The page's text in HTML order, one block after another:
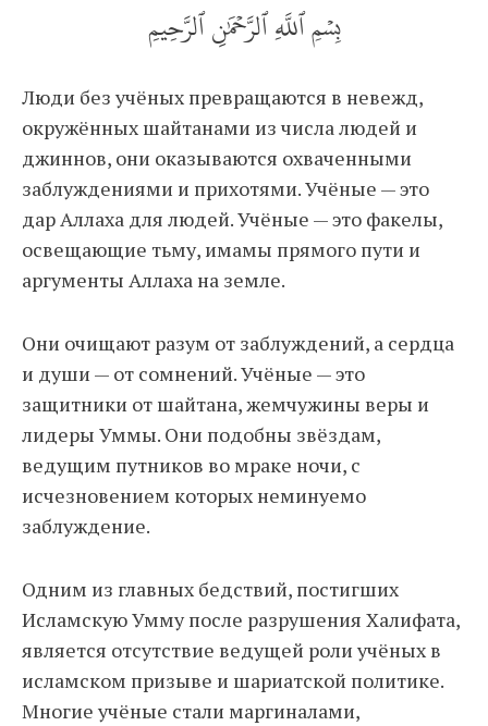
بِسۡمِ ٱللَّهِ ٱلرَّحۡمَٰنِ ٱلرَّحِيمِ
Люди без учёных превращаются в невежд,
окружённых шайтанами из числа людей и
джиннов, они оказываются охваченными
заблуждениями и прихотями. Учёные — это
дар Аллаха для людей. Учёные — это факелы,
освещающие тьму, имамы прямого пути и
аргументы Аллаха на земле.
Они очищают разум от заблуждений, а сердца
и души — от сомнений. Учёные — это
защитники от шайтана, жемчужины веры и
лидеры Уммы. Они подобны звёздам,
ведущим путников во мраке ночи, с
исчезновением которых неминуемо
заблуждение.
Одним из главных бедствий, постигших
Исламскую Умму после разрушения Халифата,
является отсутствие ведущей роли учёных в
исламском призыве и шариатской политике.
Многие учёные стали маргиналами,